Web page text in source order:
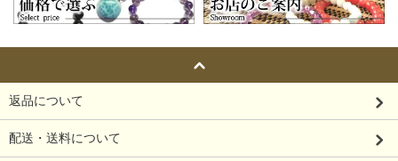
返品について
配送・送料について